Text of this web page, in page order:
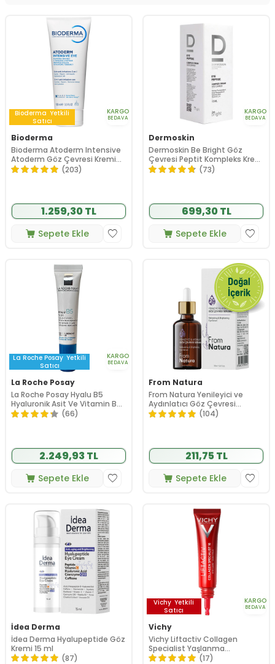
Bioderma Yetkili
Satıcı
KARGO
BEDAVA
Bioderma
Bioderma Atoderm Intensive
Atoderm Göz Çevresi Kremi
ve Temizleyici 100 ml
(203)
1.259,30 TL
Sepete Ekle
KARGO
BEDAVA
Dermoskin
Dermoskin Be Bright Göz
Çevresi Peptit Kompleks Krem
15 ml
(73)
699,30 TL
Sepete Ekle
La Roche Posay Yetkili
Satıcı
KARGO
BEDAVA
La Roche Posay
La Roche Posay Hyalu B5
Hyaluronik Asit Ve Vitamin B5
İçeren Göz Çevresi Bakım
(66)
2.249,93 TL
Sepete Ekle
From Natura
From Natura Yenileyici ve
Aydınlatıcı Göz Çevresi
Serumu 18 ml (104)
211,75 TL
Sepete Ekle
İdea Derma
İdea Derma Hyalupeptide Göz
Kremi 15 ml
(87)
Vichy Yetkili
Satıcı
KARGO
BEDAVA
Vichy
Vichy Liftactiv Collagen
Specialist Yaşlanma
Belirtilerine Karşı Göz Bakım
(17)